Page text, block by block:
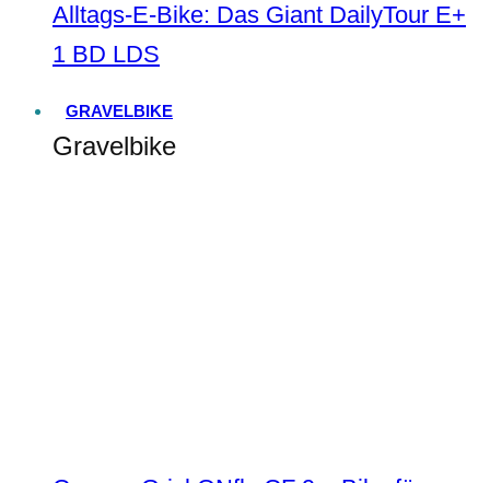
Alltags-E-Bike: Das Giant DailyTour E+
1 BD LDS
GRAVELBIKE
Gravelbike